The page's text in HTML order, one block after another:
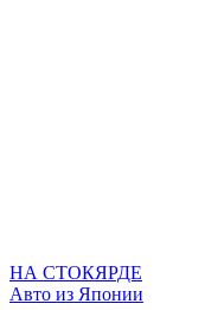
НА СТОКЯРДЕ
Авто из Японии